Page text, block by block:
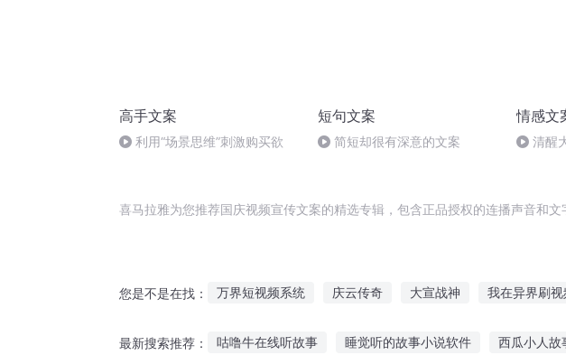
高手文案
利用“场景思维”刺激购买欲
短句文案
简短却很有深意的文案
情感文
清醒
喜马拉雅为您推荐国庆视频宣传文案的精选专辑，包含正品授权的连播声音和
您是不是在找： 万界短视频系统 庆云传奇 大宣战神 我在异界刷视
最新搜索推荐： 咕噜牛在线听故事 睡觉听的故事小说软件 西瓜小人故